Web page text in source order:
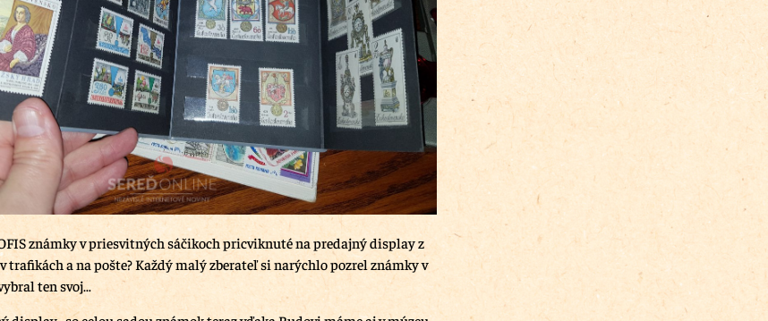
známky v priesvitných sáčikoch pricviknuté na predajný display z
trafikách a na pošte? Každý malý zberateľ si narýchlo pozrel známky v
ten svoj…